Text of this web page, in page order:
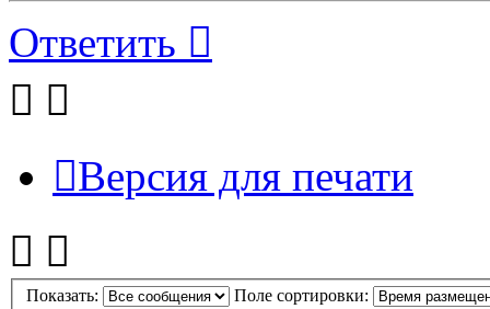
Ответить
Версия для печати
Показать: Поле сортировки: